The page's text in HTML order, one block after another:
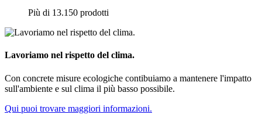
Più di 13.150 prodotti
Lavoriamo nel rispetto del clima.
Con concrete misure ecologiche contibuiamo a mantenere l'impatto
sull'ambiente e sul clima il più basso possibile.
Qui puoi trovare maggiori informazioni.